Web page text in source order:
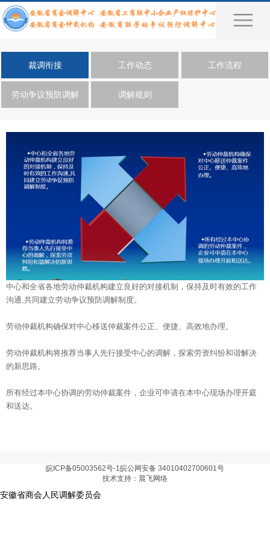
裁调衔接 工作动态 工作流程
劳动争议预防调解 调解规则
中心和全省各地劳动仲裁机构建立良好的对接机制，保持及时有效的工作
沟通,共同建立劳动争议预防调解制度。
劳动仲裁机构确保对中心移送仲裁案件公正、便捷、高效地办理。
劳动仲裁机构将推荐当事人先行接受中心的调解，探索劳资纠纷和谐解决
的新思路。
所有经过本中心协调的劳动仲裁案件，企业可申请在本中心现场办理开庭
和送达。
皖ICP备05003562号-1皖公网安备 34010402700601号
技术支持：晨飞网络
安徽省商会人民调解委员会